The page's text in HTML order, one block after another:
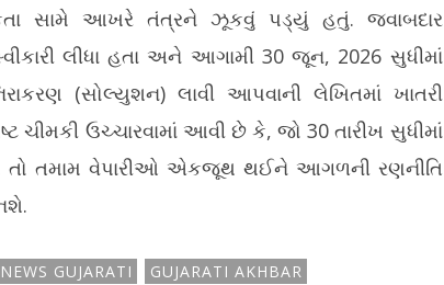
સામે આખરે તંત્રને ઝૂકવું પડ્યું હતું. જવાબદાર
લીધા હતા અને આગામી 30 જૂન, 2026 સુધીમાં
(સોલ્યુશન) લાવી આપવાની લેખિતમાં ખાતરી
ચીમકી ઉચ્ચારવામાં આવી છે કે, જો 30 તારીખ સુધીમાં
તમામ વેપારીઓ એકજૂથ થઈને આગળની રણનીતિ
GUJARATI
GUJARATI AKHBAR